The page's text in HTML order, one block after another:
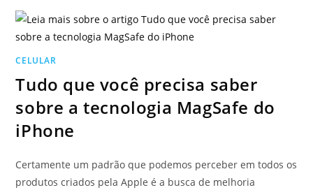
CELULAR
Tudo que você precisa saber
sobre a tecnologia MagSafe do
iPhone
Certamente um padrão que podemos perceber em todos os
produtos criados pela Apple é a busca de melhoria